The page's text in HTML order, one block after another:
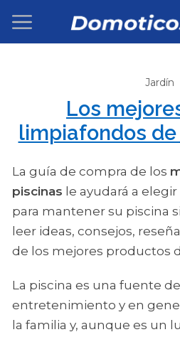
Jardín
Los
limpiafondos de
La guía de compra de los
piscinas le ayudará a
para mantener su piscina
leer ideas, consejos,
de los mejores productos
La piscina es una fuente
entretenimiento y en
la familia y, aunque es un